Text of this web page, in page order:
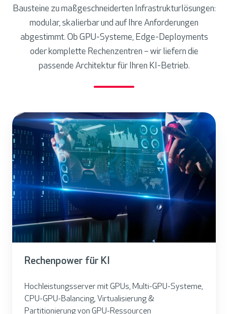
Bausteine zu maßgeschneiderten Infrastrukturlösungen:
modular, skalierbar und auf Ihre Anforderungen
abgestimmt. Ob GPU-Systeme, Edge-Deployments
oder komplette Rechenzentren – wir liefern die
passende Architektur für Ihren KI-Betrieb.
Rechenpower für KI
Hochleistungsserver mit GPUs, Multi-GPU-Systeme,
CPU-GPU-Balancing, Virtualisierung &
Partitionierung von GPU-Ressourcen